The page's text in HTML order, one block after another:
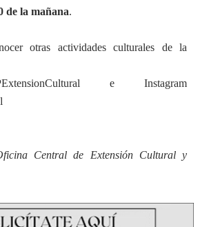
de la mañana.
otras actividades culturales de la
e Instagram
Central de Extensión Cultural y